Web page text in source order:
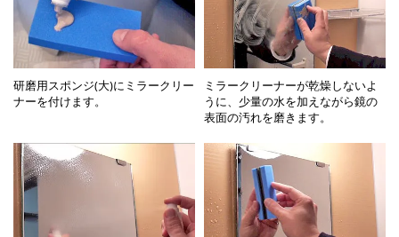
研磨用スポンジ(大)にミラークリー
ナーを付けます。
ミラークリーナーが乾燥しないよ
うに、少量の水を加えながら鏡の
表面の汚れを磨きます。